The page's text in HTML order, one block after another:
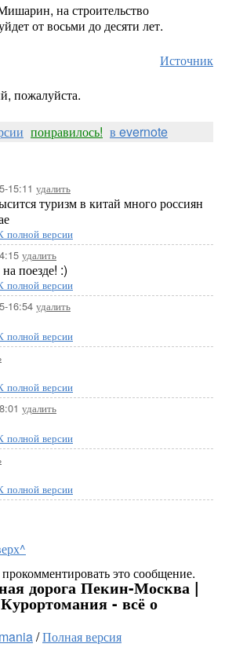
на строительство
от восьми до десяти лет.
Источник
пожалуйста.
понравилось! в evernote
15:11 удалить
туризм в китай много россиян
полной версии
удалить
поезде! :)
полной версии
16:54 удалить
полной версии
полной версии
удалить
полной версии
полной версии
это сообщение.
дорога Пекин-Москва |
- всё о
/Полная версия